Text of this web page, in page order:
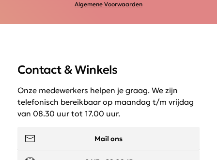
Algemene Voorwaarden
Contact & Winkels
Onze medewerkers helpen je graag. We zijn
telefonisch bereikbaar op maandag t/m vrijdag
van 08.30 uur tot 17.00 uur.
Mail ons